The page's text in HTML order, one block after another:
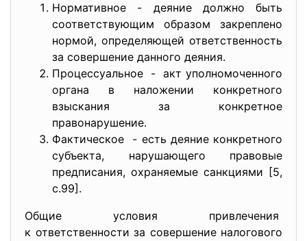
Нормативное - деяние должно быть
соответствующим образом закреплено
нормой, определяющей ответственность
за совершение данного деяния.
Процессуальное - акт уполномоченного
органа в наложении конкретного
взыскания за конкретное
правонарушение.
Фактическое - есть деяние конкретного
субъекта, нарушающего правовые
предписания, охраняемые санкциями [5,
с.99].
Общие условия привлечения
к ответственности за совершение налогового